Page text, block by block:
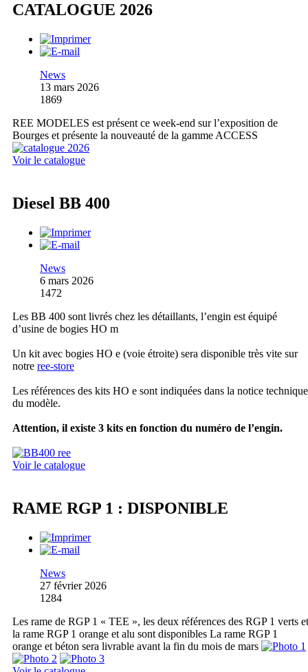
CATALOGUE 2026
News
13 mars 2026
1869
REE MODELES est présent ce week-end sur l’exposition de
Bourges et présente la nouveauté de la gamme ACCESS
Voir le catalogue
Diesel BB 400
News
6 mars 2026
1472
Les BB 400 sont livrés chez les détaillants, l’engin est équipé
d’usine de bogies HO m
Un kit avec bogies HO e (voie étroite) sera disponible très vite sur
notre ree-store
Les références des kits HO e sont indiquées dans la notice technique
du modèle.
Attention, il existe 3 kits en fonction du numéro de l’engin.
Voir le catalogue
RAME RGP 1 : DISPONIBLE
News
27 février 2026
1284
Les rame de RGP 1 « TEE », les deux références des RGP 1 verts et
la rame RGP 1 orange et alu sont disponibles La rame RGP 1
orange et béton sera livrable avant la fin du mois de mars